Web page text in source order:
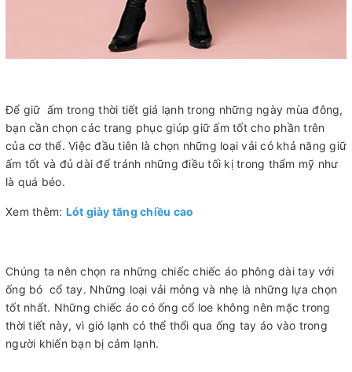
Để giữ ấm trong thời tiết giá lạnh trong những ngày mùa đông,
bạn cần chọn các trang phục giúp giữ ấm tốt cho phần trên
của cơ thể. Việc đầu tiên là chọn những loại vải có khả năng giữ
ấm tốt và đủ dài để tránh những điều tối kị trong thẩm mỹ như
là quá béo.
Xem thêm: Lót giày tăng chiều cao
Chúng ta nên chọn ra những chiếc chiếc áo phông dài tay với
ống bó cổ tay. Những loại vải mỏng và nhẹ là những lựa chọn
tốt nhất. Những chiếc áo có ống cổ loe không nên mặc trong
thời tiết này, vì gió lạnh có thể thổi qua ống tay áo vào trong
người khiến bạn bị cảm lạnh.